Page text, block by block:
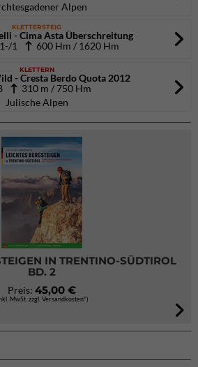
Alpen
KLETTERSTEIG
- Cima Asta Überschreitung
1-/1 600 Hm / 1620 Hm
KLETTERN
- Cresta Berdo Quota 2012
310 m / 750 Hm
Julische Alpen
IN TRENTINO-SÜDTIROL
BD. 2
Preis: 45,00 €
MwSt. zzgl. Versandkosten*)